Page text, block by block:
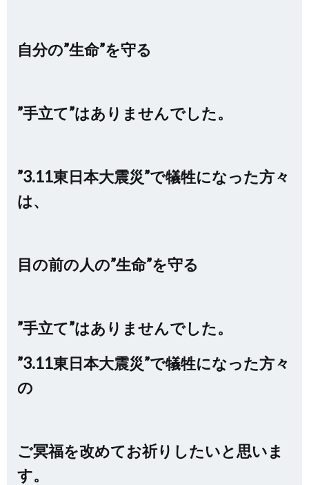
自分の”生命”を守る
”手立て”はありませんでした。
”3.11東日本大震災”で犠牲になった方々
は、
目の前の人の”生命”を守る
”手立て”はありませんでした。
”3.11東日本大震災”で犠牲になった方々
の
ご冥福を改めてお祈りしたいと思いま
す。